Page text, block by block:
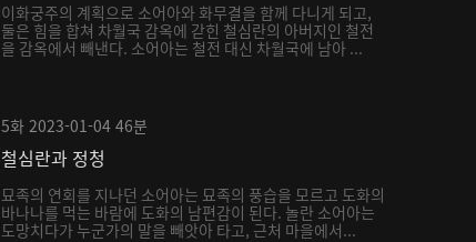
이화궁주의 계획으로 소어아와 화무결을 함께 다니게 되고,
둘은 힘을 합쳐 차월국 감옥에 갇힌 철심란의 아버지인 철전
을 감옥에서 빼낸다. 소어아는 철전 대신 차월국에 남아 ...
5화 2023-01-04 46분
철심란과 정청
묘족의 연회를 지나던 소어아는 묘족의 풍습을 모르고 도화의
바나나를 먹는 바람에 도화의 남편감이 된다. 놀란 소어아는
도망치다가 누군가의 말을 빼앗아 타고, 근처 마을에서...